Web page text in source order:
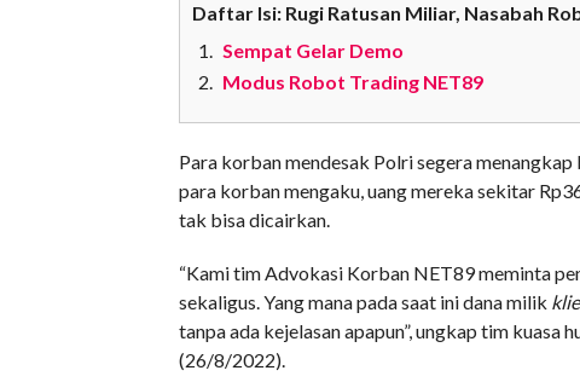
Daftar Isi: Rugi Ratusan Miliar, Nasabah
Sempat Gelar Demo
Modus Robot Trading NET89
Para korban mendesak Polri segera
para korban mengaku, uang mereka sekitar
tak bisa dicairkan.
“Kami tim Advokasi Korban NET89 meminta
sekaligus. Yang mana pada saat ini dana milik
tanpa ada kejelasan apapun”, ungkap tim
(26/8/2022).